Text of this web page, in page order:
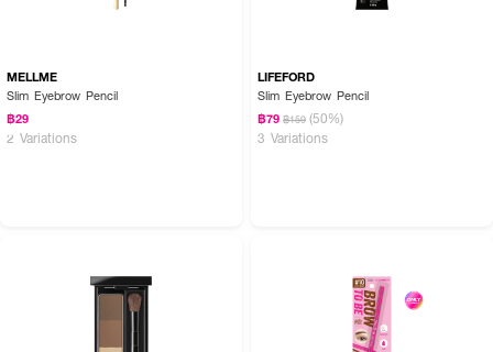
MELLME
Slim Eyebrow Pencil
฿29
2 Variations
LIFEFORD
Slim Eyebrow Pencil
฿79 ฿159 (50%)
3 Variations